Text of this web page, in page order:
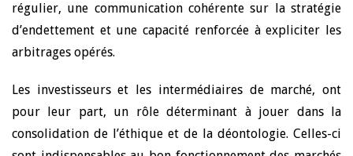
régulier, une communication cohérente sur la stratégie
d’endettement et une capacité renforcée à expliciter les
arbitrages opérés.
Les investisseurs et les intermédiaires de marché, ont
pour leur part, un rôle déterminant à jouer dans la
consolidation de l’éthique et de la déontologie. Celles-ci